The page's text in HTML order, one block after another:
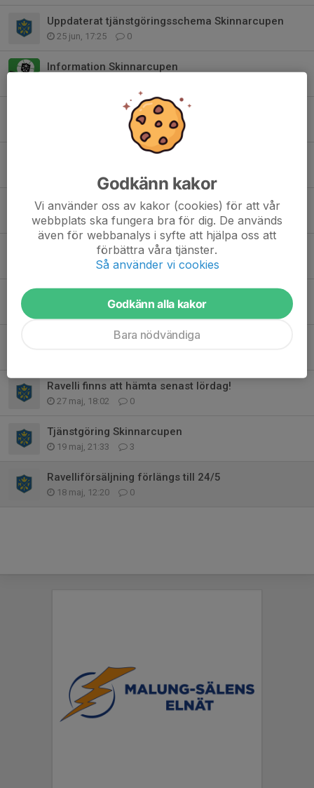
Uppdaterat tjänstgöringsschema Skinnarcupen
25 jun, 17:25 0
Information Skinnarcupen
Tjänstgöringsinformation
0
Forwardcupen 7-9 augusti
Inställd träning och andra påminnelser
1 jun, 20:04 0
Vinst i dagens match!
31 maj, 17:22 4
31 maj, 11:24 4
Öppen träning flickor & pojkar 2013
Ravelli finns att hämta senast lördag!
27 maj, 18:02 0
Tjänstgöring Skinnarcupen
19 maj, 21:33 3
Ravelliförsäljning förlängs till 24/5
18 maj, 12:20 0
Godkänn kakor
Vi använder oss av kakor (cookies) för att vår
webbplats ska fungera bra för dig. De används
även för webbanalys i syfte att hjälpa oss att
förbättra våra tjänster.
Så använder vi cookies
Godkänn alla kakor
Bara nödvändiga